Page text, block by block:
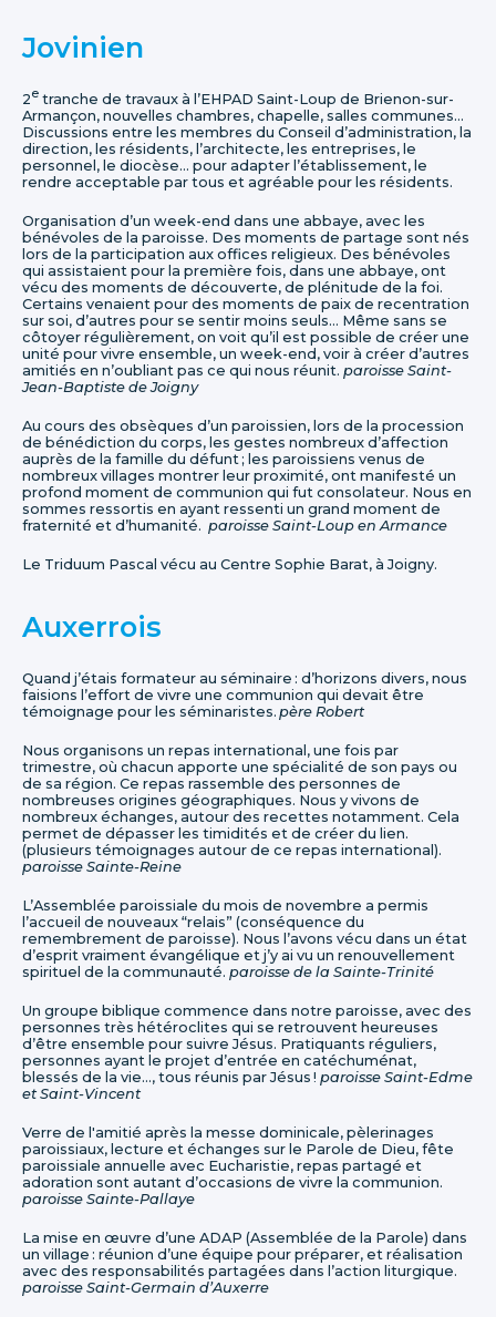
Jovinien
2e tranche de travaux à l’EHPAD Saint-Loup de Brienon-sur-
Armançon, nouvelles chambres, chapelle, salles communes…
Discussions entre les membres du Conseil d’administration, la
direction, les résidents, l’architecte, les entreprises, le
personnel, le diocèse… pour adapter l’établissement, le
rendre acceptable par tous et agréable pour les résidents.
Organisation d’un week-end dans une abbaye, avec les
bénévoles de la paroisse. Des moments de partage sont nés
lors de la participation aux offices religieux. Des bénévoles
qui assistaient pour la première fois, dans une abbaye, ont
vécu des moments de découverte, de plénitude de la foi.
Certains venaient pour des moments de paix de recentration
sur soi, d’autres pour se sentir moins seuls… Même sans se
côtoyer régulièrement, on voit qu’il est possible de créer une
unité pour vivre ensemble, un week-end, voir à créer d’autres
amitiés en n’oubliant pas ce qui nous réunit. paroisse Saint-
Jean-Baptiste de Joigny
Au cours des obsèques d’un paroissien, lors de la procession
de bénédiction du corps, les gestes nombreux d’affection
auprès de la famille du défunt ; les paroissiens venus de
nombreux villages montrer leur proximité, ont manifesté un
profond moment de communion qui fut consolateur. Nous en
sommes ressortis en ayant ressenti un grand moment de
fraternité et d’humanité. paroisse Saint-Loup en Armance
Le Triduum Pascal vécu au Centre Sophie Barat, à Joigny.
Auxerrois
Quand j’étais formateur au séminaire : d’horizons divers, nous
faisions l’effort de vivre une communion qui devait être
témoignage pour les séminaristes. père Robert
Nous organisons un repas international, une fois par
trimestre, où chacun apporte une spécialité de son pays ou
de sa région. Ce repas rassemble des personnes de
nombreuses origines géographiques. Nous y vivons de
nombreux échanges, autour des recettes notamment. Cela
permet de dépasser les timidités et de créer du lien.
(plusieurs témoignages autour de ce repas international).
paroisse Sainte-Reine
L’Assemblée paroissiale du mois de novembre a permis
l’accueil de nouveaux “relais” (conséquence du
remembrement de paroisse). Nous l’avons vécu dans un état
d’esprit vraiment évangélique et j’y ai vu un renouvellement
spirituel de la communauté. paroisse de la Sainte-Trinité
Un groupe biblique commence dans notre paroisse, avec des
personnes très hétéroclites qui se retrouvent heureuses
d’être ensemble pour suivre Jésus. Pratiquants réguliers,
personnes ayant le projet d’entrée en catéchuménat,
blessés de la vie…, tous réunis par Jésus ! paroisse Saint-Edme
et Saint-Vincent
Verre de l'amitié après la messe dominicale, pèlerinages
paroissiaux, lecture et échanges sur le Parole de Dieu, fête
paroissiale annuelle avec Eucharistie, repas partagé et
adoration sont autant d’occasions de vivre la communion.
paroisse Sainte-Pallaye
La mise en œuvre d’une ADAP (Assemblée de la Parole) dans
un village : réunion d’une équipe pour préparer, et réalisation
avec des responsabilités partagées dans l’action liturgique.
paroisse Saint-Germain d’Auxerre